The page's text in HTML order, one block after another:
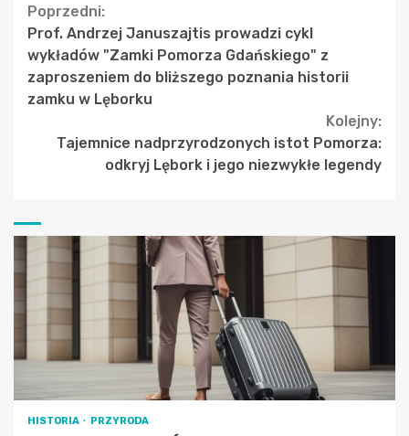
Continue
Reading
Poprzedni:
Prof. Andrzej Januszajtis prowadzi cykl
wykładów "Zamki Pomorza Gdańskiego" z
zaproszeniem do bliższego poznania historii
zamku w Lęborku
Kolejny:
Tajemnice nadprzyrodzonych istot Pomorza:
odkryj Lębork i jego niezwykłe legendy
HISTORIA PRZYRODA